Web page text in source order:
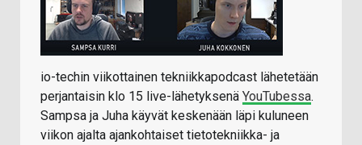
io-techin viikottainen tekniikkapodcast lähetetään
perjantaisin klo 15 live-lähetyksenä YouTubessa.
Sampsa ja Juha käyvät keskenään läpi kuluneen
viikon ajalta ajankohtaiset tietotekniikka- ja